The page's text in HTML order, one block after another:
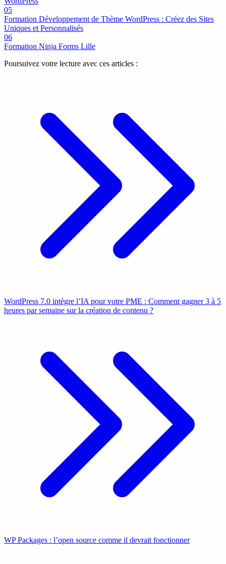
05
Formation Développement de Thème WordPress : Créez des Sites
Uniques et Personnalisés
06
Formation Ninja Forms Lille
Poursuivez votre lecture avec ces articles :
WordPress 7.0 intègre l’IA pour votre PME : Comment gagner 3 à 5
heures par semaine sur la création de contenu ?
WP Packages : l’open source comme il devrait fonctionner